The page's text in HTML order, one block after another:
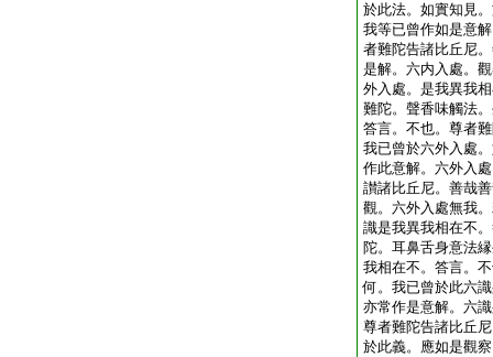
於此法。如實知見
我等已曾作如是意
者難陀告諸比丘尼
是解。六内入處。
外入處。是我異我
難陀。聲香味觸法
答言。不也。尊者
我已曾於六外入處
作此意解。六外入
讃諸比丘尼。善哉
觀。六外入處無我
識是我異我相在不
陀。耳鼻舌身意法
我相在不。答言。
何。我已曾於此六
亦常作是意解。六
尊者難陀告諸比丘
於此義。應如是觀